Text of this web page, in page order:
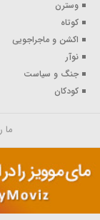
وسترن
کوتاه
اکشن و ماجراجویی
نوآر
جنگ و سیاست
کودکان
ما